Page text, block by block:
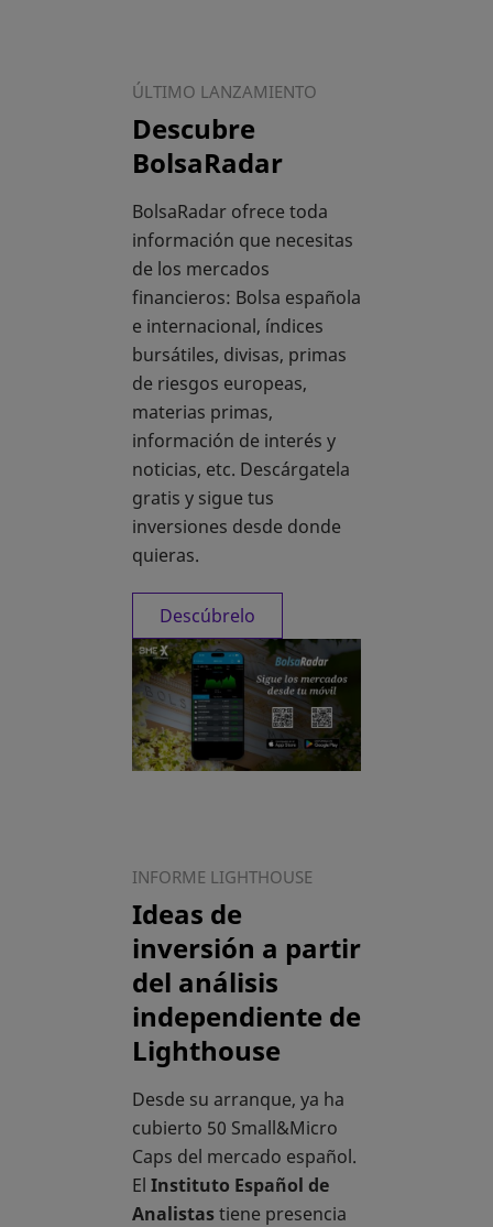
ÚLTIMO LANZAMIENTO
Descubre
BolsaRadar
BolsaRadar ofrece toda
información que necesitas
de los mercados
financieros: Bolsa española
e internacional, índices
bursátiles, divisas, primas
de riesgos europeas,
materias primas,
información de interés y
noticias, etc. Descárgatela
gratis y sigue tus
inversiones desde donde
quieras.
Descúbrelo
INFORME LIGHTHOUSE
Ideas de
inversión a partir
del análisis
independiente de
Lighthouse
Desde su arranque, ya ha
cubierto 50 Small&Micro
Caps del mercado español.
El Instituto Español de
Analistastiene presencia